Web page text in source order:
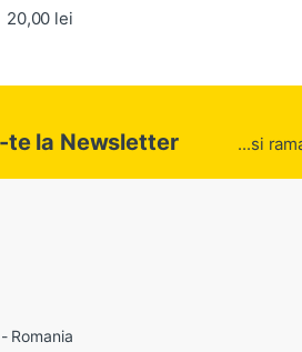
Evaluat la
5.00din 5
20,00 lei
te la Newsletter ...si
Romania